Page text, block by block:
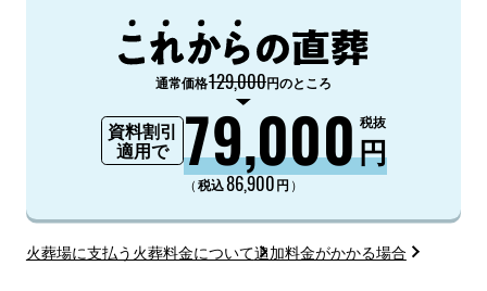
通常価格129,000円のところ
資料割引
適用で
79,000円
税抜
（税込86,900円 ）
火葬場に支払う火葬料金について追加料金がかかる場合